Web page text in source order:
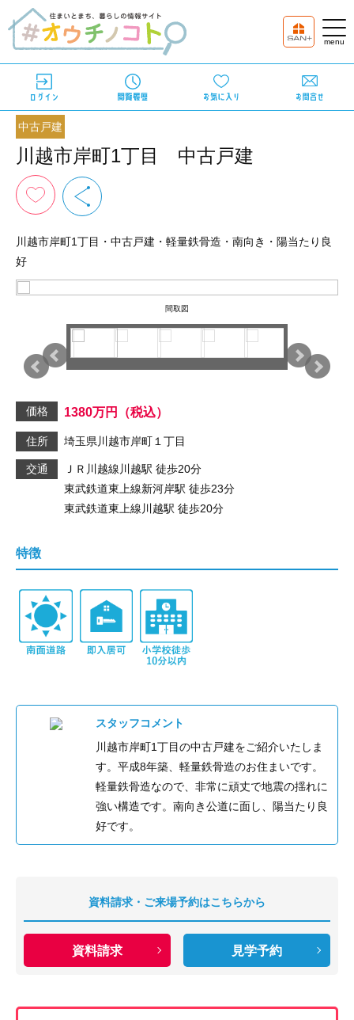
中古戸建
川越市岸町1丁目 中古戸建
川越市岸町1丁目・中古戸建・軽量鉄骨造・南向き・陽当たり良
好
間取図
価格 1380万円 （税込）
住所 埼玉県川越市岸町１丁目
交通 ＪＲ川越線 川越駅 徒歩20分
東武鉄道東上線新河岸駅 徒歩23分
東武鉄道東上線 川越駅 徒歩20分
特徴
スタッフコメント
川越市岸町1丁目の中古戸建をご紹介いたしま
す。平成8年築、軽量鉄骨造のお住まいです。
軽量鉄骨造なので、非常に頑丈で地震の揺れに
強い構造です。南向き公道に面し、陽当たり良
好です。
資料請求・ご来場予約はこちらから
資料請求 見学予約